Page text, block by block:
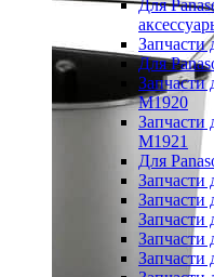
Для
Запчасти
Для
Запчасти
M1920
Запчасти
M1921
Для
Запчасти
Запчасти
Запчасти
Запчасти
Запчасти